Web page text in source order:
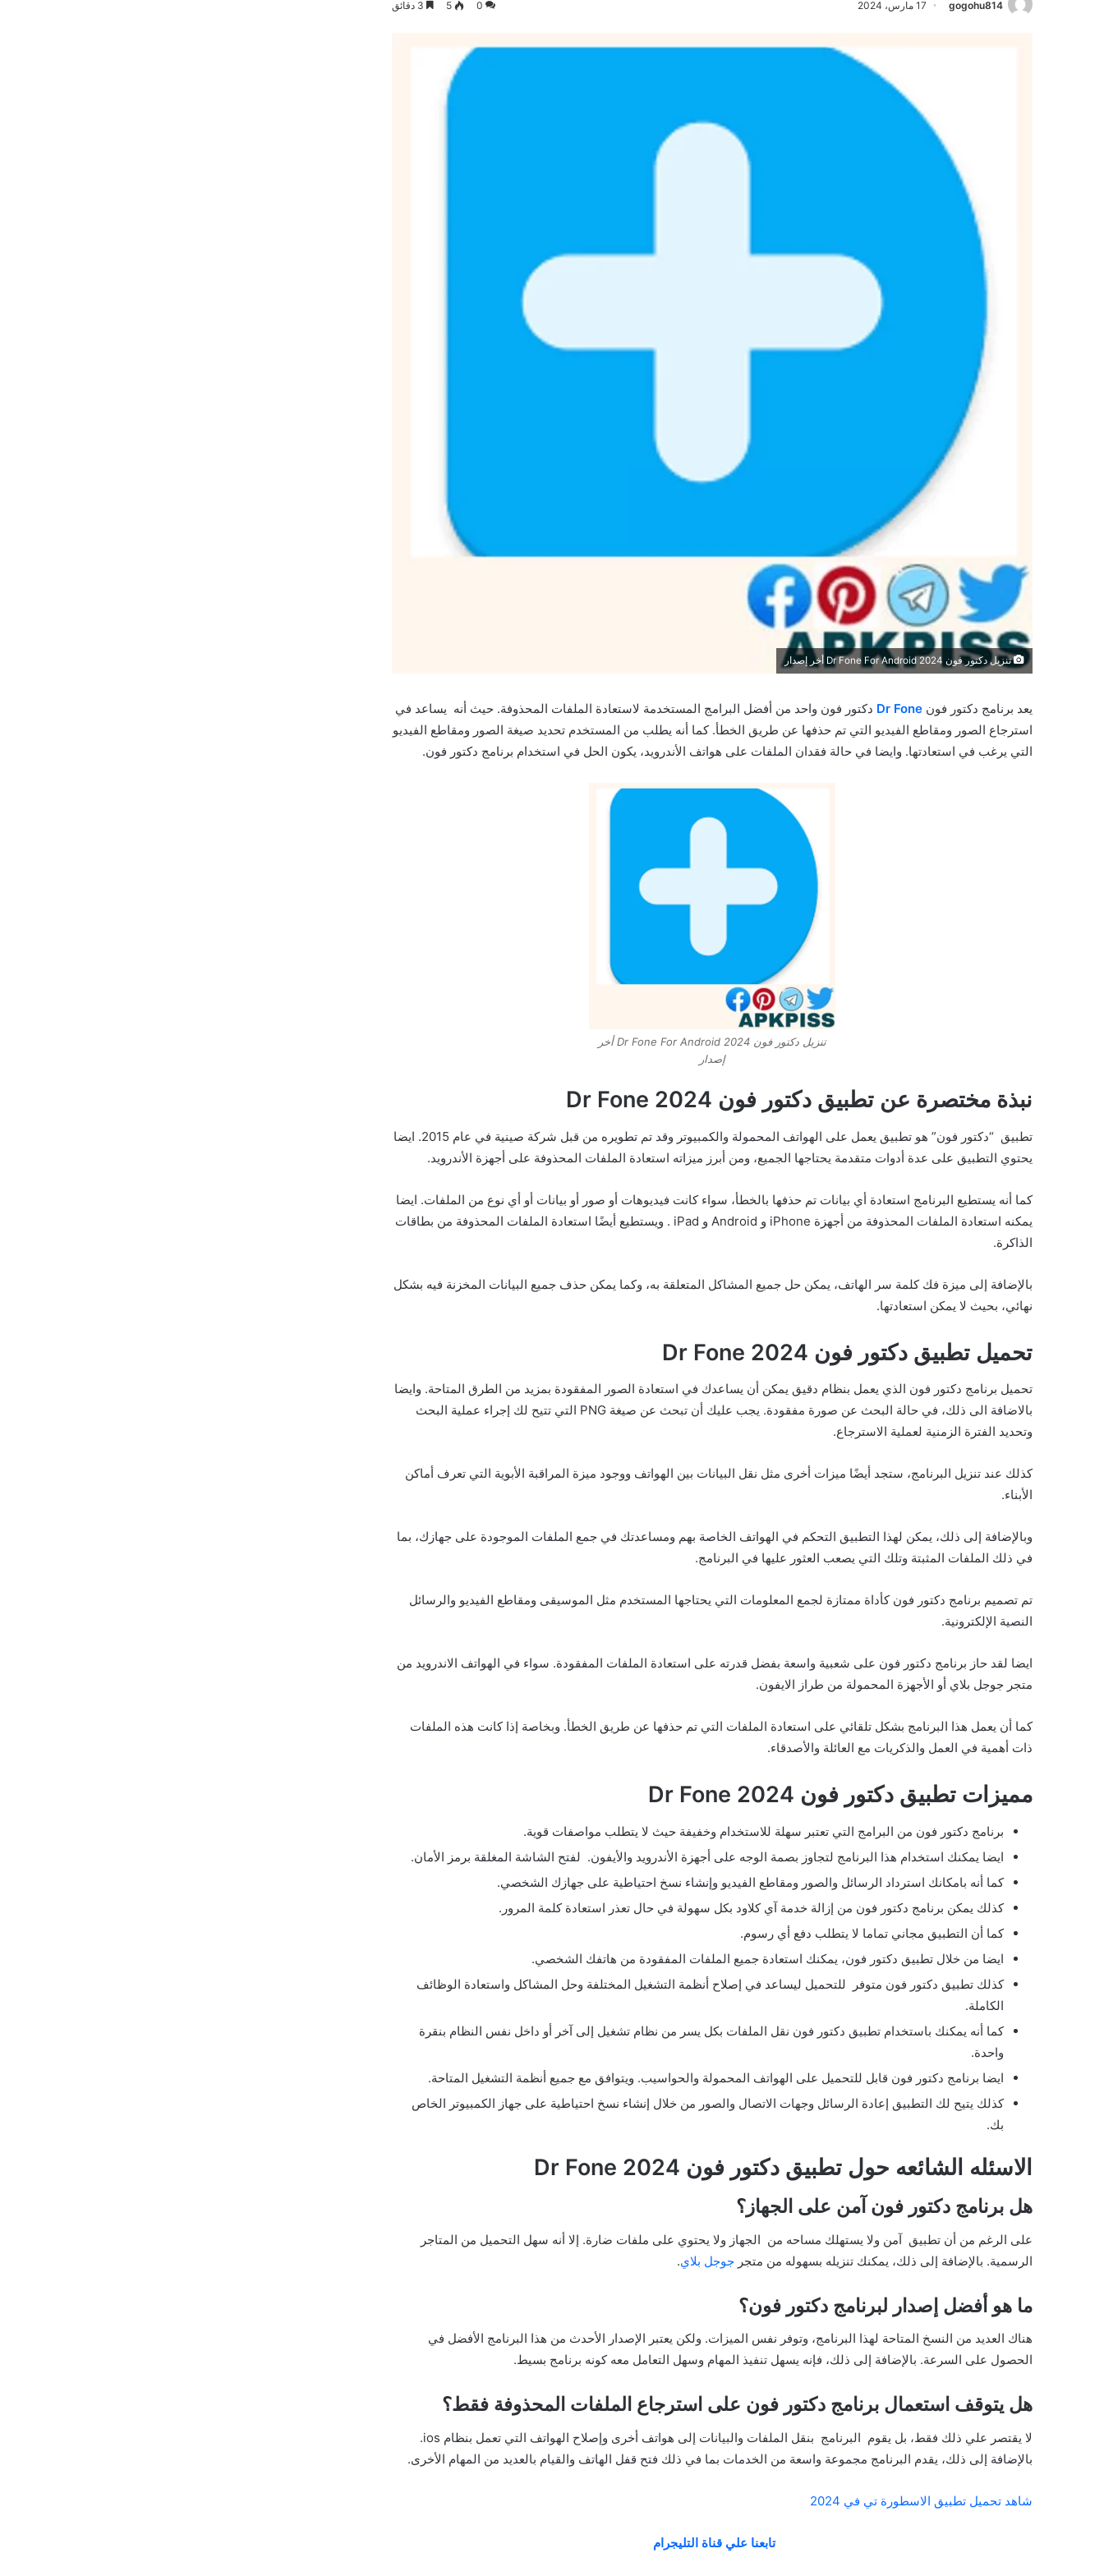
gogohu814 17 مارس، 2024 0
5
تنزيل دكتور فون 2024 Dr Fone For Android أخر إصدار
يعد برنامج دكتور فون Dr Fone دكتور فون واحد من أفضل البرامج المستخدمة لاستعادة الملفات المحذوفة. حيث أنه يساعد في
استرجاع الصور ومقاطع الفيديو التي تم حذفها عن طريق الخطأ. كما أنه يطلب من المستخدم تحديد صيغة الصور ومقاطع الفيديو
التي يرغب في استعادتها. وايضا في حالة فقدان الملفات على هواتف الأندرويد، يكون الحل في استخدام برنامج دكتور فون.
تنزيل دكتور فون 2024 Dr Fone For Android أخر
إصدار
نبذة مختصرة عن تطبيق دكتور فون 2024 Dr Fone
تطبيق “دكتور فون” هو تطبيق يعمل على الهواتف المحمولة والكمبيوتر وقد تم تطويره من قبل شركة صينية في عام 2015. ايضا
يحتوي التطبيق على عدة أدوات متقدمة يحتاجها الجميع، ومن أبرز ميزاته استعادة الملفات المحذوفة على أجهزة الأندرويد.
كما أنه يستطيع البرنامج استعادة أي بيانات تم حذفها بالخطأ، سواء كانت فيديوهات أو صور أو بيانات أو أي نوع من الملفات. ايضا
يمكنه استعادة الملفات المحذوفة من أجهزة iPhone و Android و iPad . ويستطيع أيضًا استعادة الملفات المحذوفة من بطاقات
الذاكرة.
بالإضافة إلى ميزة فك كلمة سر الهاتف، يمكن حل جميع المشاكل المتعلقة به، وكما يمكن حذف جميع البيانات المخزنة فيه بشكل
نهائي، بحيث لا يمكن استعادتها.
تحميل تطبيق دكتور فون 2024 Dr Fone
تحميل برنامج دكتور فون الذي يعمل بنظام دقيق يمكن أن يساعدك في استعادة الصور المفقودة بمزيد من الطرق المتاحة. وايضا
بالاضافة الى ذلك، في حالة البحث عن صورة مفقودة. يجب عليك أن تبحث عن صيغة PNG التي تتيح لك إجراء عملية البحث
وتحديد الفترة الزمنية لعملية الاسترجاع.
كذلك عند تنزيل البرنامج، ستجد أيضًا ميزات أخرى مثل نقل البيانات بين الهواتف ووجود ميزة المراقبة الأبوية التي تعرف أماكن
الأبناء.
وبالإضافة إلى ذلك، يمكن لهذا التطبيق التحكم في الهواتف الخاصة بهم ومساعدتك في جمع الملفات الموجودة على جهازك، بما
في ذلك الملفات المثبتة وتلك التي يصعب العثور عليها في البرنامج.
تم تصميم برنامج دكتور فون كأداة ممتازة لجمع المعلومات التي يحتاجها المستخدم مثل الموسيقى ومقاطع الفيديو والرسائل
النصية الإلكترونية.
ايضا لقد حاز برنامج دكتور فون على شعبية واسعة بفضل قدرته على استعادة الملفات المفقودة. سواء في الهواتف الاندرويد من
متجر جوجل بلاي أو الأجهزة المحمولة من طراز الايفون.
كما أن يعمل هذا البرنامج بشكل تلقائي على استعادة الملفات التي تم حذفها عن طريق الخطأ. وبخاصة إذا كانت هذه الملفات
ذات أهمية في العمل والذكريات مع العائلة والأصدقاء.
مميزات تطبيق دكتور فون 2024 Dr Fone
برنامج دكتور فون من البرامج التي تعتبر سهلة للاستخدام وخفيفة حيث لا يتطلب مواصفات قوية.
ايضا يمكنك استخدام هذا البرنامج لتجاوز بصمة الوجه على أجهزة الأندرويد والأيفون. لفتح الشاشة المغلقة برمز الأمان.
كما أنه بامكانك استرداد الرسائل والصور ومقاطع الفيديو وإنشاء نسخ احتياطية على جهازك الشخصي.
كذلك يمكن برنامج دكتور فون من إزالة خدمة آي كلاود بكل سهولة في حال تعذر استعادة كلمة المرور.
كما أن التطبيق مجاني تماما لا يتطلب دفع أي رسوم.
ايضا من خلال تطبيق دكتور فون، يمكنك استعادة جميع الملفات المفقودة من هاتفك الشخصي.
كذلك تطبيق دكتور فون متوفر للتحميل ليساعد في إصلاح أنظمة التشغيل المختلفة وحل المشاكل واستعادة الوظائف
الكاملة.
كما أنه يمكنك باستخدام تطبيق دكتور فون نقل الملفات بكل يسر من نظام تشغيل إلى آخر أو داخل نفس النظام بنقرة
واحدة.
ايضا برنامج دكتور فون قابل للتحميل على الهواتف المحمولة والحواسيب. ويتوافق مع جميع أنظمة التشغيل المتاحة.
كذلك يتيح لك التطبيق إعادة الرسائل وجهات الاتصال والصور من خلال إنشاء نسخ احتياطية على جهاز الكمبيوتر الخاص
بك.
الاسئله الشائعه حول تطبيق دكتور فون 2024 Dr Fone
هل برنامج دكتور فون آمن على الجهاز؟
على الرغم من أن تطبيق آمن ولا يستهلك مساحه من الجهاز ولا يحتوي على ملفات ضارة. إلا أنه سهل التحميل من المتاجر
الرسمية. بالإضافة إلى ذلك، يمكنك تنزيله بسهوله من متجر جوجل بلاي.
ما هو أفضل إصدار لبرنامج دكتور فون؟
هناك العديد من النسخ المتاحة لهذا البرنامج، وتوفر نفس الميزات. ولكن يعتبر الإصدار الأحدث من هذا البرنامج الأفضل في
الحصول على السرعة. بالإضافة إلى ذلك، فإنه يسهل تنفيذ المهام وسهل التعامل معه كونه برنامج بسيط.
هل يتوقف استعمال برنامج دكتور فون على استرجاع الملفات المحذوفة فقط؟
لا يقتصر علي ذلك فقط، بل يقوم البرنامج بنقل الملفات والبيانات إلى هواتف أخرى وإصلاح الهواتف التي تعمل بنظام ios.
بالإضافة إلى ذلك، يقدم البرنامج مجموعة واسعة من الخدمات بما في ذلك فتح قفل الهاتف والقيام بالعديد من المهام الأخرى.
شاهد تحميل تطبيق الاسطورة تي في 2024
تابعنا علي قناة التليجرام